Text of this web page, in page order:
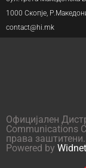
1000 Скопје,
contact@hi.mk
Официјален
Communications
права
Powered by